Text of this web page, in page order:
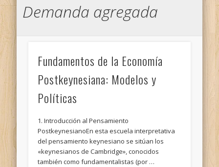
Demanda agregada
Fundamentos de la Economía
Postkeynesiana: Modelos y
Políticas
1. Introducción al Pensamiento
PostkeynesianoEn esta escuela interpretativa
del pensamiento keynesiano se sitúan los
«keynesianos de Cambridge», conocidos
también como fundamentalistas (por …